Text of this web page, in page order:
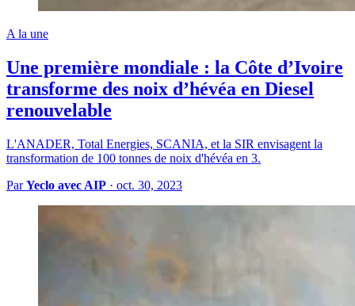
A la une
Une première mondiale : la Côte d’Ivoire
transforme des noix d’hévéa en Diesel
renouvelable
L'ANADER, Total Energies, SCANIA, et la SIR envisagent la
transformation de 100 tonnes de noix d'hévéa en 3.
ParYeclo avec AIP · oct. 30, 2023